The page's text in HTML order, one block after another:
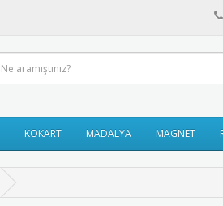
KOKART MADALYA MAGNET